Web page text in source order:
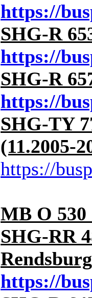
https://
SHG-R
https://
SHG-R
https://
SHG-TY
(11.2005-
https://
MB O
SHG-RR
https://